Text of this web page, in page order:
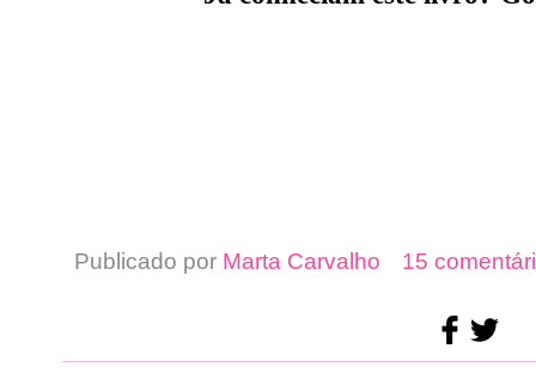
Publicado por Marta Carvalho 15